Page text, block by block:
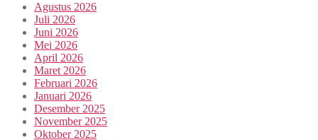
Agustus 2026
Juli 2026
Juni 2026
Mei 2026
April 2026
Maret 2026
Februari 2026
Januari 2026
Desember 2025
November 2025
Oktober 2025